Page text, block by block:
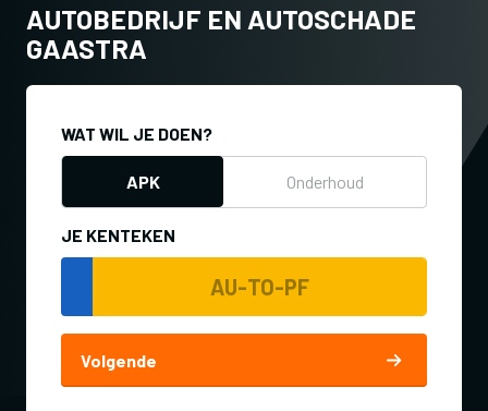
AUTOBEDRIJF EN AUTOSCHADE
GAASTRA
WAT WIL JE DOEN?
APK Onderhoud
JE KENTEKEN
Volgende